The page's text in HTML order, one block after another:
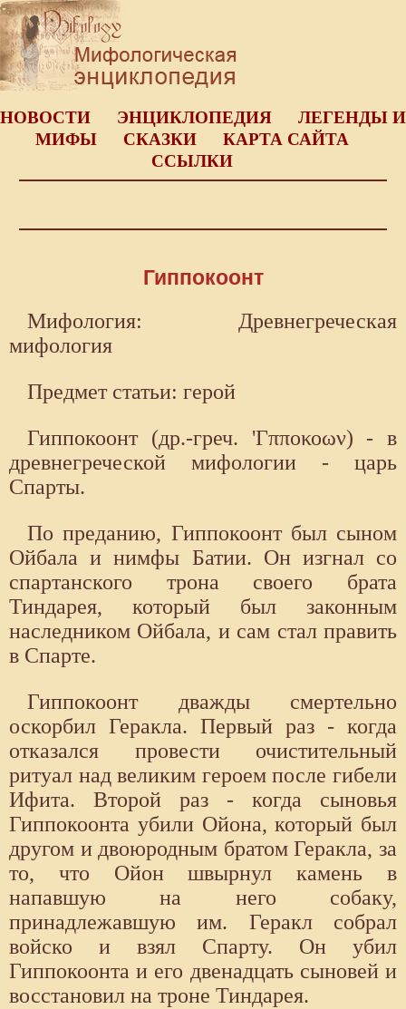
НОВОСТИ ЭНЦИКЛОПЕДИЯ
ЛЕГЕНДЫ И
МИФЫ
СКАЗКИ
КАРТА САЙТА
ССЫЛКИ
Гиппокоонт
Мифология: Древнегреческая
мифология
Предмет статьи: герой
Гиппокоонт (др.-греч. 'Γπποκοων) - в
древнегреческой мифологии - царь
Спарты.
По преданию, Гиппокоонт был сыном
Ойбала и нимфы Батии. Он изгнал со
спартанского трона своего брата
Тиндарея, который был законным
наследником Ойбала, и сам стал править
в Спарте.
Гиппокоонт дважды смертельно
оскорбил Геракла. Первый раз - когда
отказался провести очистительный
ритуал над великим героем после гибели
Ифита. Второй раз - когда сыновья
Гиппокоонта убили Ойона, который был
другом и двоюродным братом Геракла, за
то, что Ойон швырнул камень в
напавшую на него собаку,
принадлежавшую им. Геракл собрал
войско и взял Спарту. Он убил
Гиппокоонта и его двенадцать сыновей и
восстановил на троне Тиндарея.